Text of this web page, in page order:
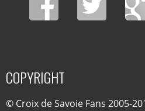
COPYRIGHT
© Croix de Savoie Fans 2005-